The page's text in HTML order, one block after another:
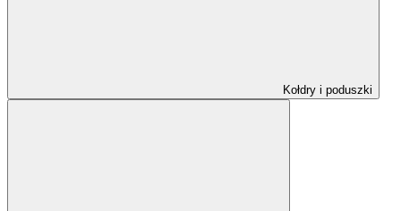
Kołdry i poduszki